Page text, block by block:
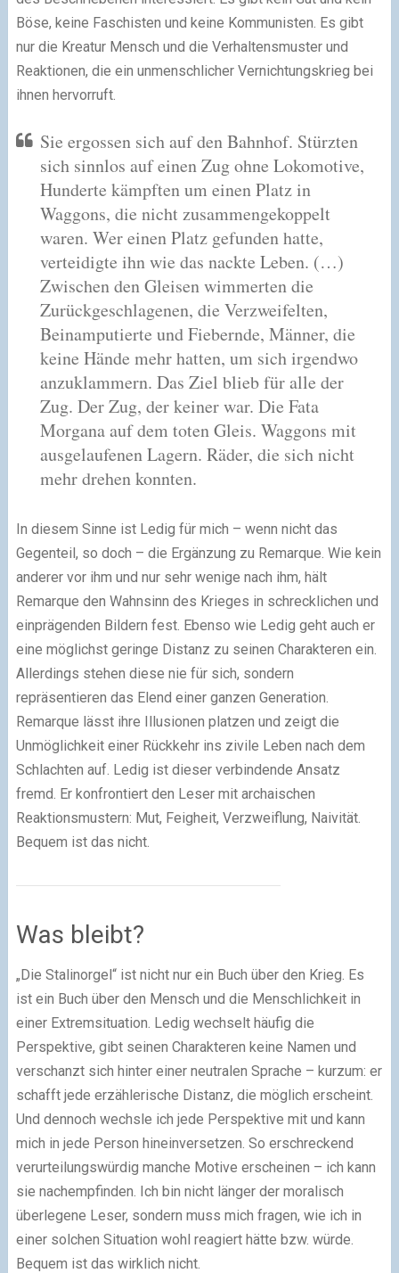
Böse, keine Faschisten und keine Kommunisten. Es gibt
nur die Kreatur Mensch und die Verhaltensmuster und
Reaktionen, die ein unmenschlicher Vernichtungskrieg bei
ihnen hervorruft.
Sie ergossen sich auf den Bahnhof. Stürzten
sich sinnlos auf einen Zug ohne Lokomotive,
Hunderte kämpften um einen Platz in
Waggons, die nicht zusammengekoppelt
waren. Wer einen Platz gefunden hatte,
verteidigte ihn wie das nackte Leben. (…)
Zwischen den Gleisen wimmerten die
Zurückgeschlagenen, die Verzweifelten,
Beinamputierte und Fiebernde, Männer, die
keine Hände mehr hatten, um sich irgendwo
anzuklammern. Das Ziel blieb für alle der
Zug. Der Zug, der keiner war. Die Fata
Morgana auf dem toten Gleis. Waggons mit
ausgelaufenen Lagern. Räder, die sich nicht
mehr drehen konnten.
In diesem Sinne ist Ledig für mich – wenn nicht das
Gegenteil, so doch – die Ergänzung zu Remarque. Wie kein
anderer vor ihm und nur sehr wenige nach ihm, hält
Remarque den Wahnsinn des Krieges in schrecklichen und
einprägenden Bildern fest. Ebenso wie Ledig geht auch er
eine möglichst geringe Distanz zu seinen Charakteren ein.
Allerdings stehen diese nie für sich, sondern
repräsentieren das Elend einer ganzen Generation.
Remarque lässt ihre Illusionen platzen und zeigt die
Unmöglichkeit einer Rückkehr ins zivile Leben nach dem
Schlachten auf. Ledig ist dieser verbindende Ansatz
fremd. Er konfrontiert den Leser mit archaischen
Reaktionsmustern: Mut, Feigheit, Verzweiflung, Naivität.
Bequem ist das nicht.
Was bleibt?
„Die Stalinorgel“ ist nicht nur ein Buch über den Krieg. Es
ist ein Buch über den Mensch und die Menschlichkeit in
einer Extremsituation. Ledig wechselt häufig die
Perspektive, gibt seinen Charakteren keine Namen und
verschanzt sich hinter einer neutralen Sprache – kurzum: er
schafft jede erzählerische Distanz, die möglich erscheint.
Und dennoch wechsle ich jede Perspektive mit und kann
mich in jede Person hineinversetzen. So erschreckend
verurteilungswürdig manche Motive erscheinen – ich kann
sie nachempfinden. Ich bin nicht länger der moralisch
überlegene Leser, sondern muss mich fragen, wie ich in
einer solchen Situation wohl reagiert hätte bzw. würde.
Bequem ist das wirklich nicht.